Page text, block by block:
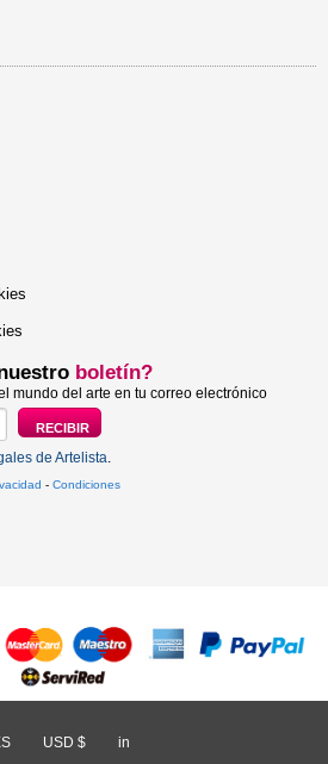
boletín?
mundo del arte en tu correo electrónico
de Artelista
- Condiciones
USD $ in